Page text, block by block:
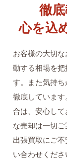
徹
心を込
お客様の大切
動する相場を
す。また気持
徹底していま
合は、安心し
な売却は一切ご
出張買取にご
い合わせくださ